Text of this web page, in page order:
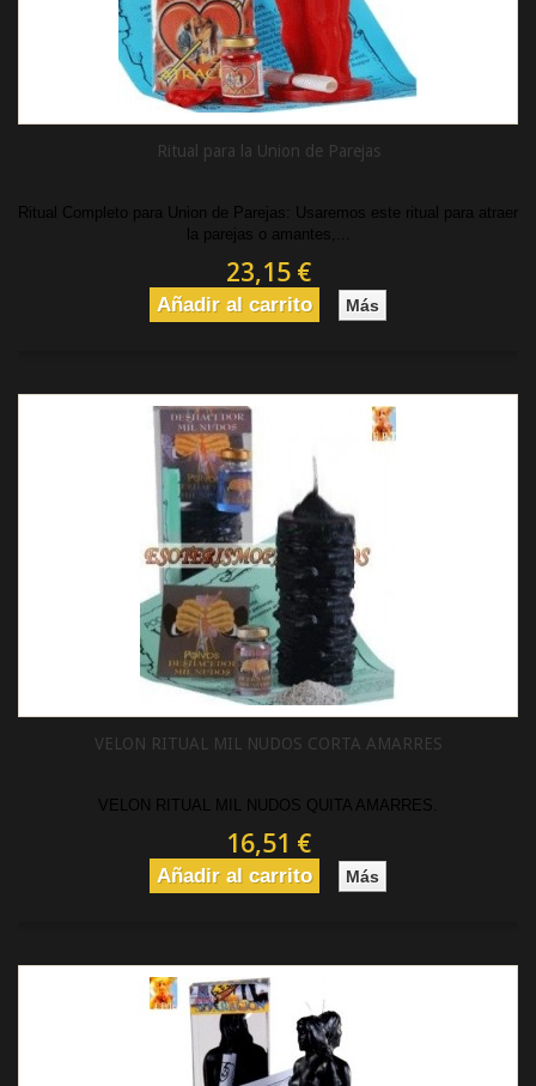
Ritual para la Union de Parejas
Ritual Completo para Union de Parejas : Usaremos este ritual para atraer
la parejas o amantes,...
23,15 €
Añadir al carrito Más
VELON RITUAL MIL NUDOS CORTA AMARRES
VELON RITUAL MIL NUDOS QUITA AMARRES.
16,51 €
Añadir al carrito Más